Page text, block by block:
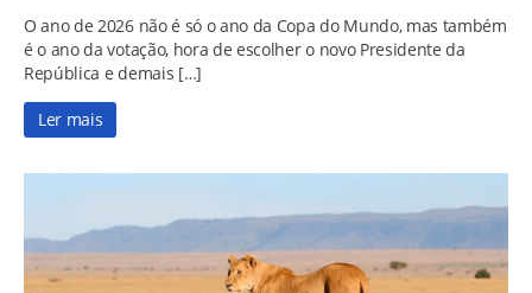
O ano de 2026 não é só o ano da Copa do Mundo, mas também
é o ano da votação, hora de escolher o novo Presidente da
República e demais […]
Ler mais